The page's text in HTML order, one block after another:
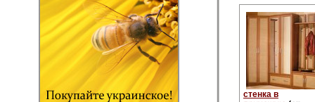
стенка в